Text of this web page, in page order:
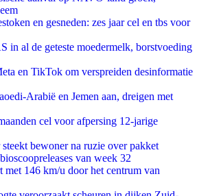
en gesneden: zes jaar cel en tbs voor
in al de geteste moedermelk, borstvoeding
en TikTok om verspreiden desinformatie
Arabië en Jemen aan, dreigen met
cel voor afpersing 12-jarige
bewoner na ruzie over pakket
van week 32
met 146 km/u door het centrum van